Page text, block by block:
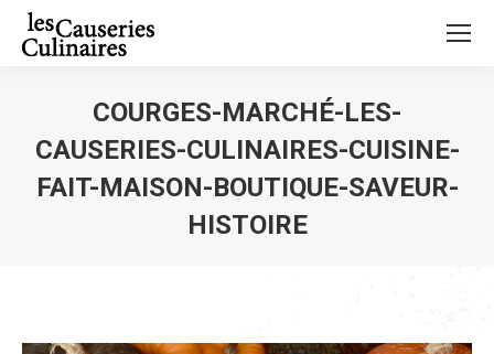
COURGES-MARCHÉ-LES-
CAUSERIES-CULINAIRES-CUISINE-
FAIT-MAISON-BOUTIQUE-SAVEUR-
HISTOIRE